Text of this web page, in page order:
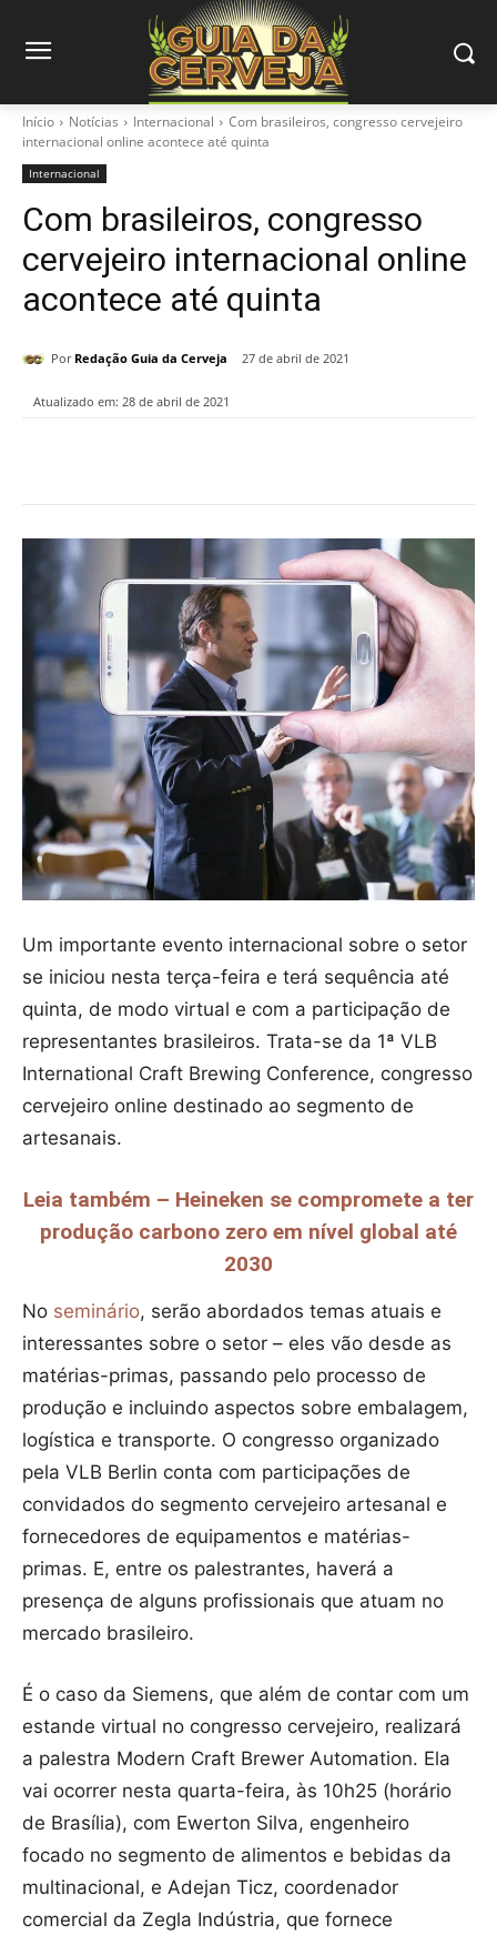
Início Notícias Internacional
Com brasileiros, congresso cervejeiro
internacional online acontece até quinta
Internacional
Com brasileiros, congresso
cervejeiro internacional online
acontece até quinta
Por Redação Guia da Cerveja 27 de abril de 2021
Atualizado em: 28 de abril de 2021
Um importante evento internacional sobre o setor
se iniciou nesta terça-feira e terá sequência até
quinta, de modo virtual e com a participação de
representantes brasileiros. Trata-se da 1ª VLB
International Craft Brewing Conference, congresso
cervejeiro online destinado ao segmento de
artesanais.
Leia também – Heineken se compromete a ter
produção carbono zero em nível global até
2030
No seminário, serão abordados temas atuais e
interessantes sobre o setor – eles vão desde as
matérias-primas, passando pelo processo de
produção e incluindo aspectos sobre embalagem,
logística e transporte. O congresso organizado
pela VLB Berlin conta com participações de
convidados do segmento cervejeiro artesanal e
fornecedores de equipamentos e matérias-
primas. E, entre os palestrantes, haverá a
presença de alguns profissionais que atuam no
mercado brasileiro.
É o caso da Siemens, que além de contar com um
estande virtual no congresso cervejeiro, realizará
a palestra Modern Craft Brewer Automation. Ela
vai ocorrer nesta quarta-feira, às 10h25 (horário
de Brasília), com Ewerton Silva, engenheiro
focado no segmento de alimentos e bebidas da
multinacional, e Adejan Ticz, coordenador
comercial da Zegla Indústria, que fornece